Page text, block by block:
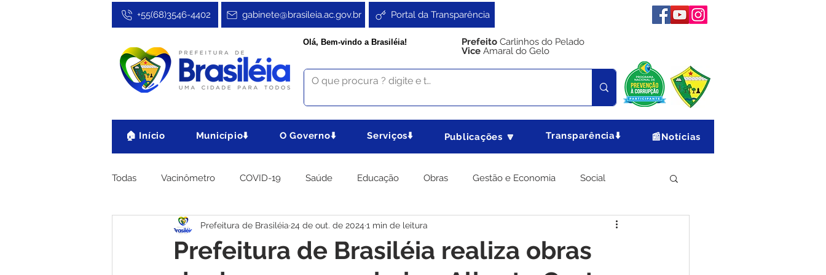
Portal da Transparência
gabinete@brasileia.ac.gov.br
+55(68)3546-4402
Olá, Bem-vindo a Brasiléia! Prefeito Carlinhos do Pelado
Vice Amaral do Gelo
🏠 Início Município⬇️ O Governo⬇️ Serviços⬇️ Publicações 🔽 Transparência⬇️ 📰Notícias
Todas Vacinômetro COVID-19 Saúde Educação Obras Gestão e Economia Social
Cultura, Festa e Esporte No Gabinete Agricultura e Produção Meio Ambiente
Prefeitura de Brasiléia realiza obras
Prefeitura de Brasiléia 24 de out. de 2024 1 min de leitura